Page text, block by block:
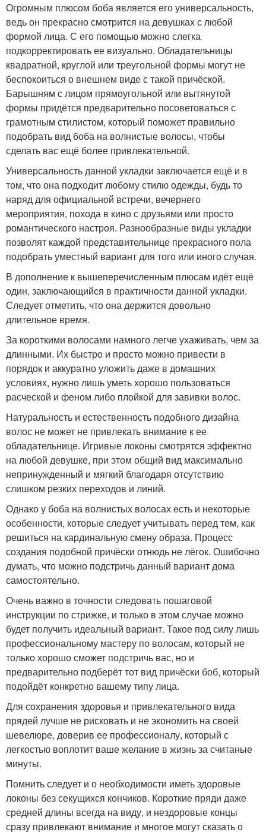
Огромным плюсом боба является его универсальность,
ведь он прекрасно смотрится на девушках с любой
формой лица. С его помощью можно слегка
подкорректировать ее визуально. Обладательницы
квадратной, круглой или треугольной формы могут не
беспокоиться о внешнем виде с такой причёской.
Барышням с лицом прямоугольной или вытянутой
формы придётся предварительно посоветоваться с
грамотным стилистом, который поможет правильно
подобрать вид боба на волнистые волосы, чтобы
сделать вас ещё более привлекательной.
Универсальность данной укладки заключается ещё и в
том, что она подходит любому стилю одежды, будь то
наряд для официальной встречи, вечернего
мероприятия, похода в кино с друзьями или просто
романтического настроя. Разнообразные виды укладки
позволят каждой представительнице прекрасного пола
подобрать уместный вариант для того или иного случая.
В дополнение к вышеперечисленным плюсам идёт ещё
один, заключающийся в практичности данной укладки.
Следует отметить, что она держится довольно
длительное время.
За короткими волосами намного легче ухаживать, чем за
длинными. Их быстро и просто можно привести в
порядок и аккуратно уложить даже в домашних
условиях, нужно лишь уметь хорошо пользоваться
расческой и феном либо плойкой для завивки волос.
Натуральность и естественность подобного дизайна
волос не может не привлекать внимание к ее
обладательнице. Игривые локоны смотрятся эффектно
на любой девушке, при этом общий вид максимально
непринужденный и мягкий благодаря отсутствию
слишком резких переходов и линий.
Однако у боба на волнистых волосах есть и некоторые
особенности, которые следует учитывать перед тем, как
решиться на кардинальную смену образа. Процесс
создания подобной причёски отнюдь не лёгок. Ошибочно
думать, что можно подстричь данный вариант дома
самостоятельно.
Очень важно в точности следовать пошаговой
инструкции по стрижке, и только в этом случае можно
будет получить идеальный вариант. Такое под силу лишь
профессиональному мастеру по волосам, который не
только хорошо сможет подстричь вас, но и
предварительно подберёт тот вид причёски боб, который
подойдёт конкретно вашему типу лица.
Для сохранения здоровья и привлекательного вида
прядей лучше не рисковать и не экономить на своей
шевелюре, доверив ее профессионалу, который с
легкостью воплотит ваше желание в жизнь за считаные
минуты.
Помнить следует и о необходимости иметь здоровые
локоны без секущихся кончиков. Короткие пряди даже
средней длины всегда на виду, и нездоровые концы
сразу привлекают внимание и многое могут сказать о